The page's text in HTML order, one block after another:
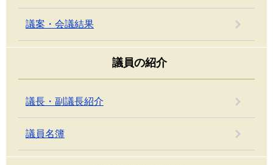
議案・会議結果
議員の紹介
議長・副議長紹介
議員名簿